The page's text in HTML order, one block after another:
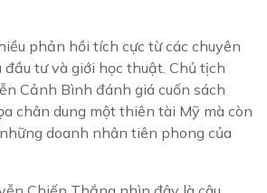
phản hồi tích cực từ các chuyên
đầu tư và giới học thuật. Chủ tịch
Cảnh Bình đánh giá cuốn sách
chân dung một thiên tài Mỹ mà còn
doanh nhân tiên phong của